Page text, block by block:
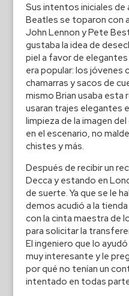
Sus intentos iniciales de
Beatles se toparon con
John Lennon y Pete
gustaba la idea de
piel a favor de
era popular: los jóvenes
chamarras y sacos de
mismo Brian usaba esta
usaran trajes elegantes
limpieza de la imagen
en el escenario, no
chistes y más.
Después de recibir un
Decca y estando en
de suerte. Ya que se le
demos acudió a la
con la cinta maestra de
para solicitar la
El ingeniero que lo
muy interesante y le
por qué no tenían un
intentado en todas